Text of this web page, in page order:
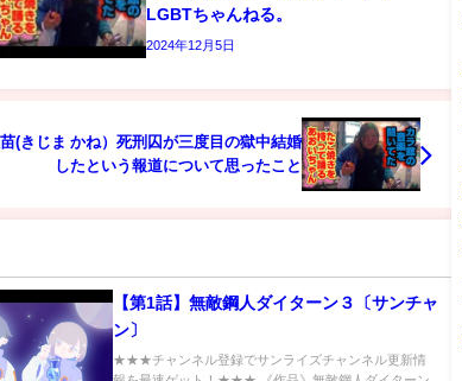
LGBTちゃんねる。
2024年12月5日
(きじま かね）死刑囚が三度目の獄中結婚
したという報道について思ったこと
【第1話】無敵鋼人ダイターン３〔サンチャ
ン〕
★★★チャンネル登録でサンライズチャンネル更新情